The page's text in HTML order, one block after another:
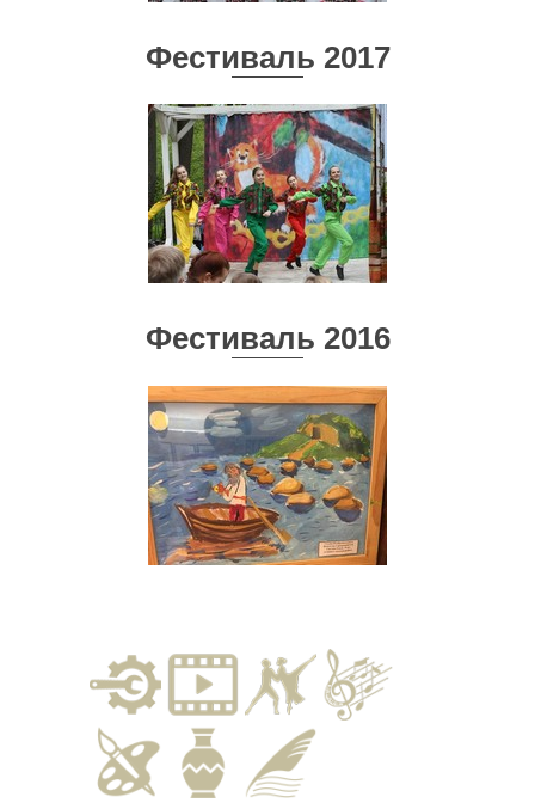
Фестиваль 2017
Фестиваль 2016